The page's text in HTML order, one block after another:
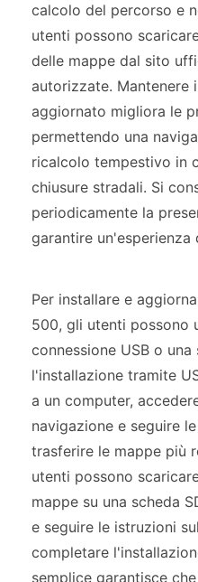
calcolo del percorso e
utenti possono
delle mappe dal sito
autorizzate.
aggiornato migliora le
permettendo una
ricalcolo tempestivo in
chiusure stradali. Si
periodicamente la
garantire
Per installare e
500, gli utenti possono
connessione USB o una
l'installazione tramite
a un computer,
navigazione e seguire
trasferire le mappe più
utenti possono
mappe su una scheda
e seguire le istruzioni
completare
semplice garantisce